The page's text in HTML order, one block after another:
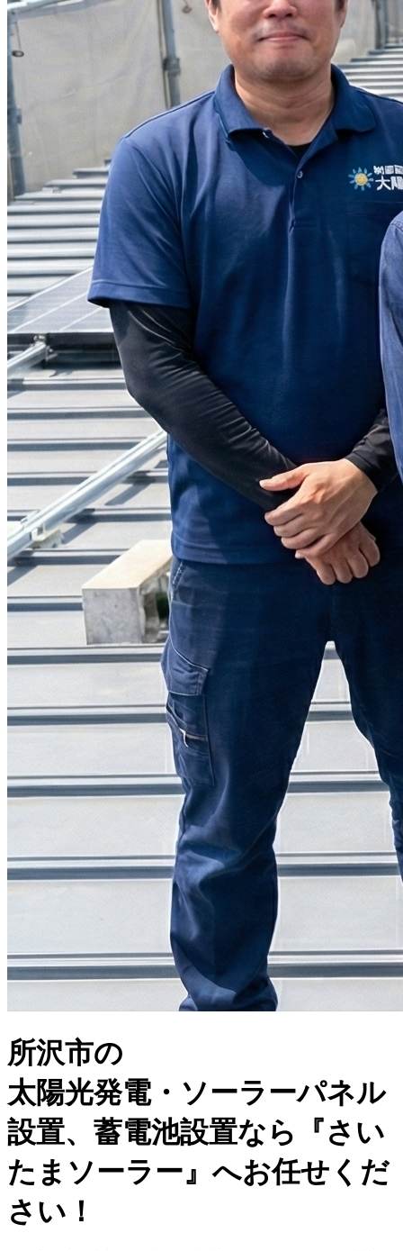
所沢市の
太陽光発電・ソーラーパネル
設置、 蓄電池設置なら『さい
たまソーラー』へお任せくだ
さい！